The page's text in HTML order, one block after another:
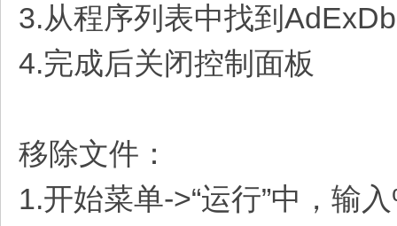
3.从程序列表中找到
4.完成后关闭控制面板
移除文件：
1.开始菜单->“运行”中，输